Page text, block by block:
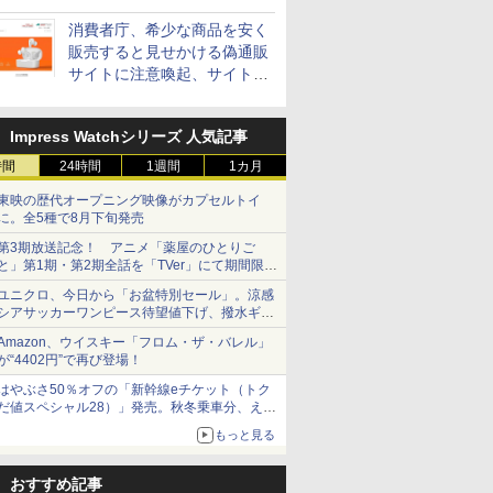
消費者庁、希少な商品を安く
販売すると見せかける偽通販
サイトに注意喚起、サイト名
Impress Watchシリーズ 人気記事
24時間 1週間 1カ月
映の歴代オープニング映像がカプセルトイ
。全5種で8月下旬発売
3期放送記念！ アニメ「薬屋のひとりご
」第1期・第2期全話を「TVer」にて期間限定
順次無料配信開始
ニクロ、今日から「お盆特別セール」。涼感
アサッカーワンピース待望値下げ、撥水ギア
ョーツは1990円に
、ウイスキー「フロム・ザ・バレル」
“4402円”で再び登場！
やぶさ50％オフの「新幹線eチケット（トク
値スペシャル28）」発売。秋冬乗車分、えき
もっと見る
おすすめ記事